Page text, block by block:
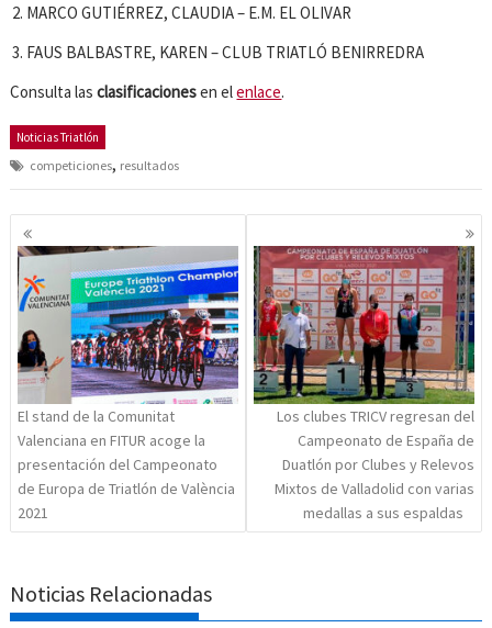
MARCO GUTIÉRREZ, CLAUDIA – E.M. EL OLIVAR
FAUS BALBASTRE, KAREN – CLUB TRIATLÓ BENIRREDRA
Consulta lasclasificacionesen elenlace.
Noticias Triatlón
competiciones, resultados
Navegación
de
entradas
El stand de la Comunitat
Valenciana en FITUR acoge la
presentación del Campeonato
de Europa de Triatlón de València
2021
Los clubes TRICV regresan del
Campeonato de España de
Duatlón por Clubes y Relevos
Mixtos de Valladolid con varias
medallas a sus espaldas
Noticias Relacionadas